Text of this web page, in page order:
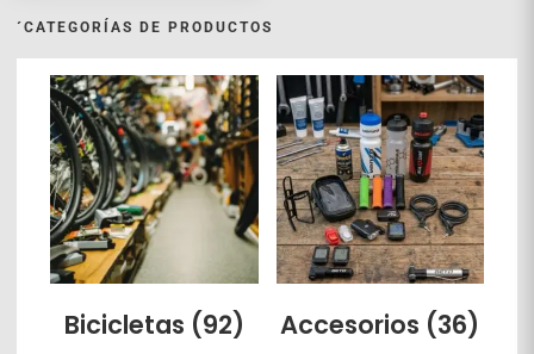
´CATEGORÍAS DE PRODUCTOS
Bicicletas (92) Accesorios (36)